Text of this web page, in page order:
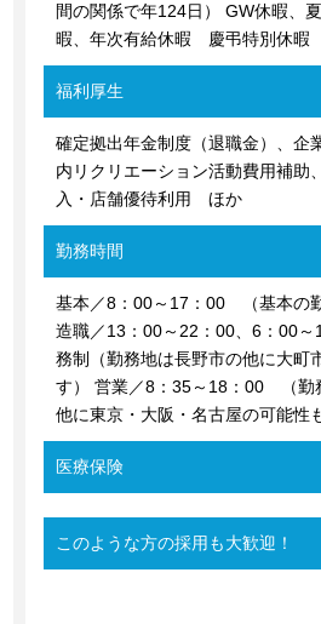
間の関係で年124日） GW休暇、
暇、年次有給休暇 慶弔特別休
福利厚生
確定拠出年金制度（退職金）、
内リクリエーション活動費用補助
入・店舗優待利用 ほか
勤務時間
基本／8：00～17：00 （基本
造職／13：00～22：00、6：00
務制（勤務地は長野市の他に大町
す） 営業／8：35～18：00 （勤
他に東京・大阪・名古屋の可能性
医療保険
このような方の採用も大歓迎！